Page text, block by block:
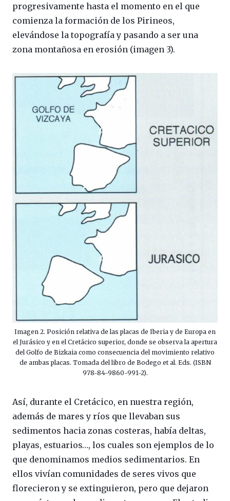
progresivamente hasta el momento en el que
comienza la formación de los Pirineos,
elevándose la topografía y pasando a ser una
zona montañosa en erosión (imagen 3).
Imagen 2. Posición relativa de las placas de Iberia y de Europa en
el Jurásico y en el Cretácico superior, donde se observa la apertura
del Golfo de Bizkaia como consecuencia del movimiento relativo
de ambas placas. Tomada del libro de Bodego et al. Eds. (ISBN
978-84-9860-991-2).
Así, durante el Cretácico, en nuestra región,
además de mares y ríos que llevaban sus
sedimentos hacia zonas costeras, había deltas,
playas, estuarios…, los cuales son ejemplos de lo
que denominamos medios sedimentarios. En
ellos vivían comunidades de seres vivos que
florecieron y se extinguieron, pero que dejaron